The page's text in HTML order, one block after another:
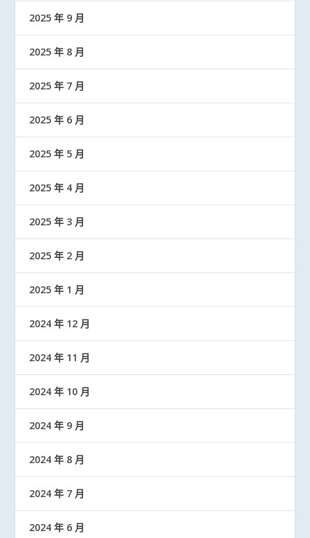
2025 年 9 月
2025 年 8 月
2025 年 7 月
2025 年 6 月
2025 年 5 月
2025 年 4 月
2025 年 3 月
2025 年 2 月
2025 年 1 月
2024 年 12 月
2024 年 11 月
2024 年 10 月
2024 年 9 月
2024 年 8 月
2024 年 7 月
2024 年 6 月